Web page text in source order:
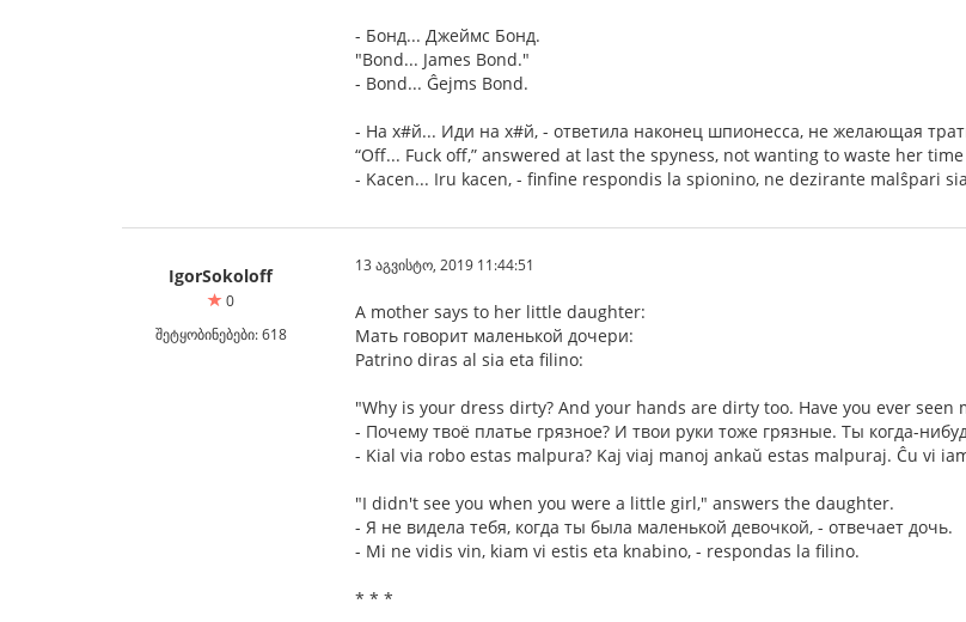
- Бонд... Джеймс Бонд.
"Bond... James Bond."
- Bond... Ĝejms Bond.
- На х#й... Иди на х#й, - ответила наконец шпионесса, не желающая
“Off... Fuck off,” answered at last the spyness, not wanting to waste her
- Kacen... Iru kacen, - finfine respondis la spionino, ne dezirante malŝpari
IgorSokoloff
0
შეტყობინებები: 618
13 აგვისტო, 2019 11:44:51
A mother says to her little daughter:
Мать говорит маленькой дочери:
Patrino diras al sia eta filino:
"Why is your dress dirty? And your hands are dirty too. Have you ever
- Почему твоё платье грязное? И твои руки тоже грязные. Ты когда-
- Kial via robo estas malpura? Kaj viaj manoj ankaŭ estas malpuraj. Ĉu vi
"I didn't see you when you were a little girl," answers the daughter.
- Я не видела тебя, когда ты была маленькой девочкой, - отвечает дочь.
- Mi ne vidis vin, kiam vi estis eta knabino, - respondas la filino.
* * *